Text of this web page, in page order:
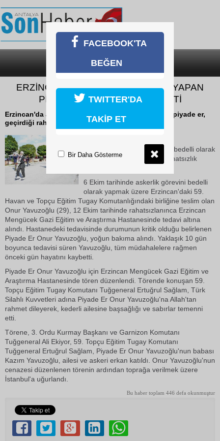
SON DAKİKA
ERZİNCAN’DA BEDELLİ ASKERLİK YAPAN
PİYADE ER HAYATINI KAYBETTİ
Erzincan'da askerlik görevini bedelli olarak yapan piyade er,
geçirdiği rahatsızlık sonucu hayatını kaybetti.
Erzincan'da askerlik görevini bedelli olarak
yapan piyade er, geçirdiği rahatsızlık
6 Ekim tarihinde askerlik görevini bedelli
olarak yapmak üzere Erzincan'daki 59.
Havan ve Topçu Eğitim Tugay Komutanlığındaki birliğine teslim olan
Onur Yavuzoğlu (29), 12 Ekim tarihinde rahatsızlanınca Erzincan
Mengücek Gazi Eğitim ve Araştırma Hastanesinde tedavi altına
alındı. Hastanedeki tedavisinde durumunun kritik olduğu belirlenen
Piyade Er Onur Yavuzoğlu, yoğun bakıma alındı. Yaklaşık 10 gün
boyunca tedavisi süren Yavuzoğlu, tüm müdahalelere rağmen
önceki gün hayatını kaybetti.
Piyade Er Onur Yavuzoğlu için Erzincan Mengücek Gazi Eğitim ve
Araştırma Hastanesinde tören düzenlendi. Törende konuşan 59.
Topçu Eğitim Tugay Komutanı Tuğgeneral Ertuğrul Sağlam, Türk
Silahlı Kuvvetleri adına Piyade Er Onur Yavuzoğlu'na Allah'tan
rahmet dileyerek, kederli ailesine başsağlığı ve sabırlar temenni
etti.
Törene, 3. Ordu Kurmay Başkanı ve Garnizon Komutanı
Tuğgeneral Ali Ekiyor, 59. Topçu Eğitim Tugay Komutanı
Tuğgeneral Ertuğrul Sağlam, Piyade Er Onur Yavuzoğlu'nun babası
Kazım Yavuzoğlu, ailesi ve askeri erkan katıldı. Onur Yavuzoğlu'nun
cenazesi düzenlenen törenin ardından toprağa verilmek üzere
İstanbul'a uğurlandı.
Bu haber toplam 446 defa okunmuştur
FACEBOOK'TA
BEĞEN
TWITTER'DA
TAKİP ET
Bir Daha Gösterme